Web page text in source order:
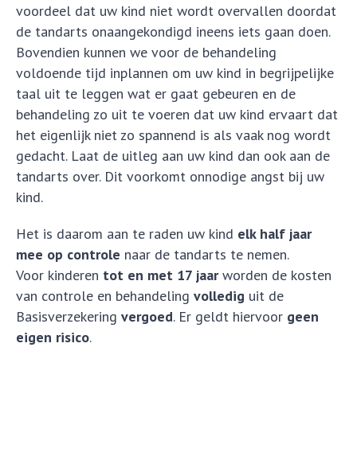
voordeel dat uw kind niet wordt overvallen doordat
de tandarts onaangekondigd ineens iets gaan doen.
Bovendien kunnen we voor de behandeling
voldoende tijd inplannen om uw kind in begrijpelijke
taal uit te leggen wat er gaat gebeuren en de
behandeling zo uit te voeren dat uw kind ervaart dat
het eigenlijk niet zo spannend is als vaak nog wordt
gedacht. Laat de uitleg aan uw kind dan ook aan de
tandarts over. Dit voorkomt onnodige angst bij uw
kind.
Het is daarom aan te raden uw kind elk half jaar
mee op controle naar de tandarts te nemen.
Voor kinderen tot en met 17 jaarworden de kosten
van controle en behandelingvolledig uit de
Basisverzekeringvergoed. Er geldt hiervoor geen
eigen risico.